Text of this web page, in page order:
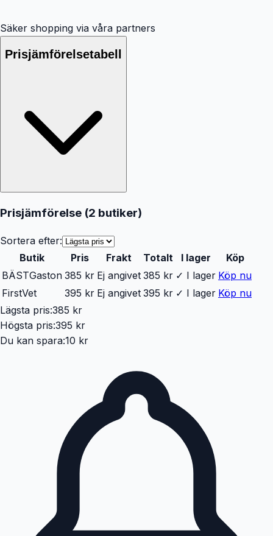
Säker shopping via våra partners
Prisjämförelsetabell
Prisjämförelse (2 butiker)
Sortera efter:
Butik
Pris Frakt Totalt I lager
Köp
BÄSTGaston 385 kr Ej angivet 385 kr ✓ I lager Köp nu
FirstVet
395 kr Ej angivet 395 kr ✓ I lager Köp nu
Lägsta pris:385 kr
Högsta pris:395 kr
Du kan spara:10 kr